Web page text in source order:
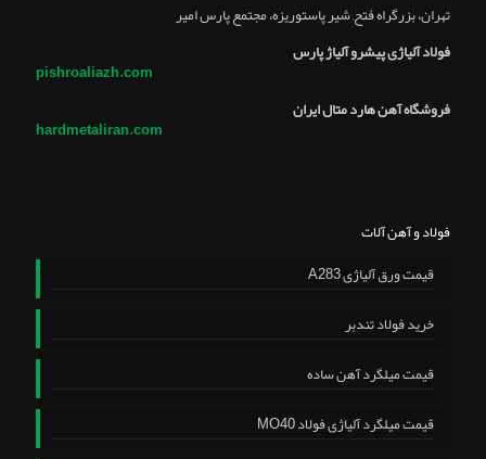
تهران، بزرگراه فتح, شير پاستوريزه، مجتمع پارس امير
فولاد آلیاژی پیشرو آلیاژ پارس
pishroaliazh.com
فروشگاه آهن هارد متال ایران
hardmetaliran.com
فولاد و آهن آلات
قیمت ورق آلیاژی A283
خرید فولاد تندبر
قیمت میلگرد آهن ساده
قیمت میلگرد آلیاژی فولاد MO40